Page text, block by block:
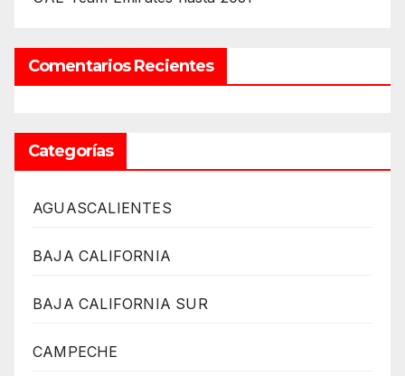
Comentarios Recientes
Categorías
AGUASCALIENTES
BAJA CALIFORNIA
BAJA CALIFORNIA SUR
CAMPECHE